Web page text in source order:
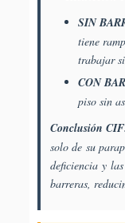
SIN
tiene
trabajar
CON
piso sin
Conclusión
solo de su
deficiencia y
barreras,